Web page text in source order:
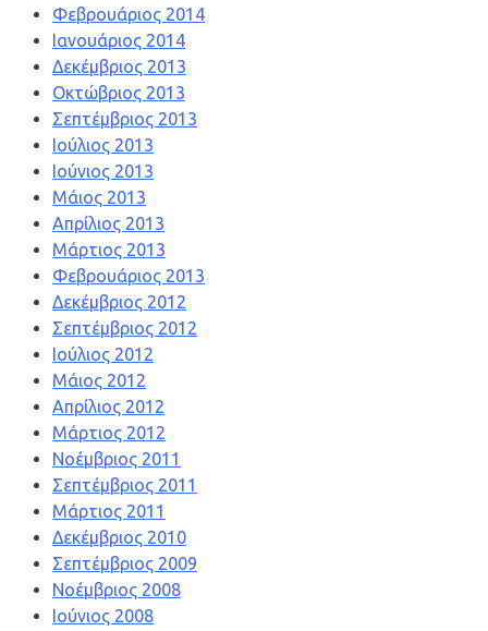
Φεβρουάριος 2014
Ιανουάριος 2014
Δεκέμβριος 2013
Οκτώβριος 2013
Σεπτέμβριος 2013
Ιούλιος 2013
Ιούνιος 2013
Μάιος 2013
Απρίλιος 2013
Μάρτιος 2013
Φεβρουάριος 2013
Δεκέμβριος 2012
Σεπτέμβριος 2012
Ιούλιος 2012
Μάιος 2012
Απρίλιος 2012
Μάρτιος 2012
Νοέμβριος 2011
Σεπτέμβριος 2011
Μάρτιος 2011
Δεκέμβριος 2010
Σεπτέμβριος 2009
Νοέμβριος 2008
Ιούνιος 2008